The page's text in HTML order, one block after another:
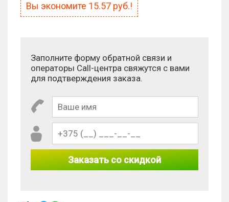
Вы экономите 15.57 руб.!
Заполните форму обратной связи и
операторы Call-центра свяжутся с вами
для подтверждения заказа.
Заказать со скидкой